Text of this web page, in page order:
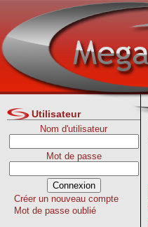
Utilisateur
Nom d'utilisateur
Mot de passe
Créer un nouveau compte
Mot de passe oublié